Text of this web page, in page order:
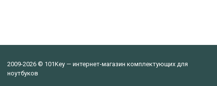
2009-2026 © 101Key — интернет-магазин комплектующих для
ноутбуков